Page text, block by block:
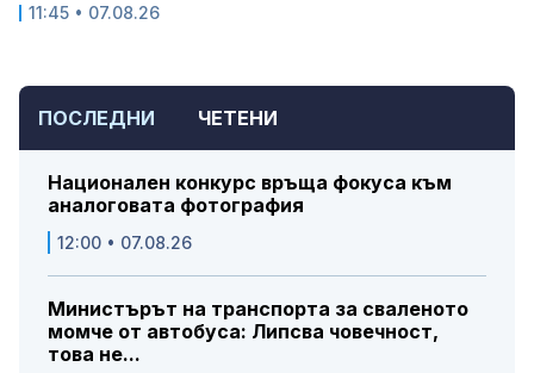
ПОСЛЕДНИ ЧЕТЕНИ
Национален конкурс връща фокуса към
аналоговата фотография
12:00 • 07.08.26
Министърът на транспорта за сваленото
момче от автобуса: Липсва човечност,
това не...
11:45 • 07.08.26